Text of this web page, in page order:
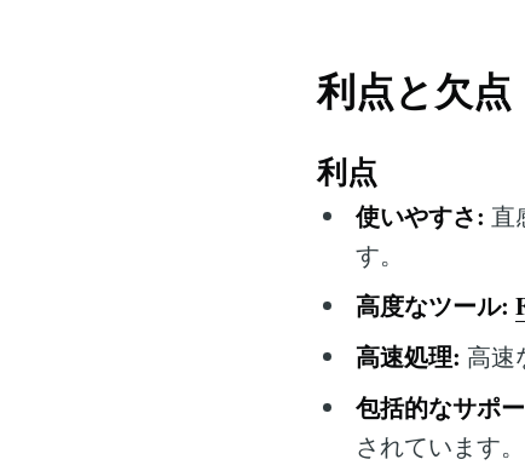
利点と欠点
利点
使いやすさ: 直
す。
高度なツール:
高速処理: 高速
包括的なサポ
されています。